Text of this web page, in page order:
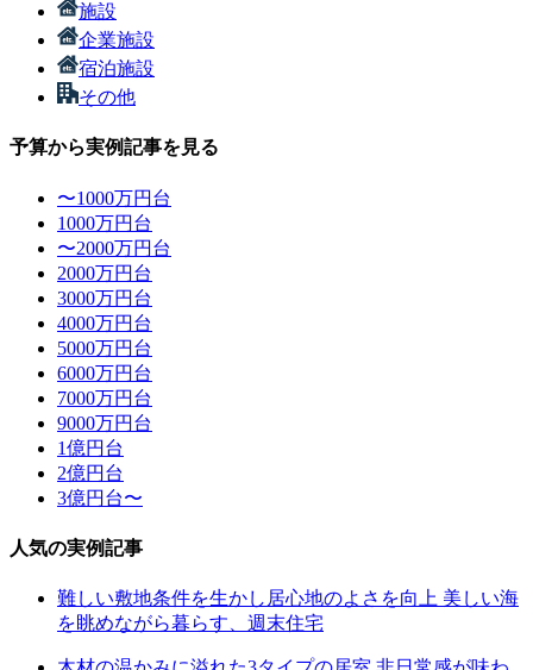
施設
企業施設
宿泊施設
その他
予算から実例記事を見る
〜1000万円台
1000万円台
〜2000万円台
2000万円台
3000万円台
4000万円台
5000万円台
6000万円台
7000万円台
9000万円台
1億円台
2億円台
3億円台〜
人気の実例記事
難しい敷地条件を生かし居心地のよさを向上 美しい海
を眺めながら暮らす、週末住宅